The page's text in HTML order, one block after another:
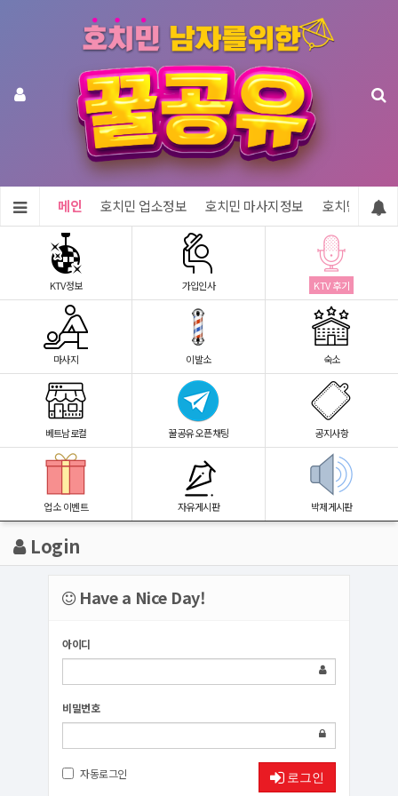
메인 호치민 업소정보 호치민 마사지정보 호치민 숙소
KTV정보 가입인사 KTV 후기
마사지 이발소 숙소
베트남로컬 꿀공유 오픈채팅 공지사항
업소 이벤트 자유게시판 박제게시판
Login
Have a Nice Day!
아이디
비밀번호
자동로그인 로그인